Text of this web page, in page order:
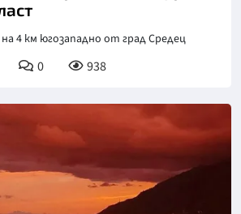
4 км югозападно от град Средец
0 938